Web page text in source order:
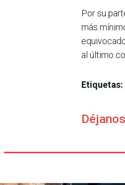
Por su
más
al último
Etiquetas: